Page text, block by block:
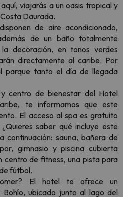
viajarás a un oasis tropical y
Daurada.
de aire acondicionado,
de un baño totalmente
decoración, en tonos verdes
directamente al caribe. Por
parque tanto el día de llegada
centro de bienestar del Hotel
te informamos que este
El acceso al spa es gratuito
saber qué incluye este
continuación: sauna, bañera de
gimnasio y piscina cubierta
centro de fitness, una pista para
fútbol.
El hotel te ofrece un
ubicado junto al lago del